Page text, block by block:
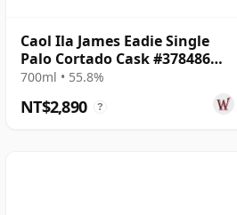
Caol Ila James Eadie Single
Palo Cortado Cask #378486
2015 9 年
700ml • 55.8%
NT$2,890 ?